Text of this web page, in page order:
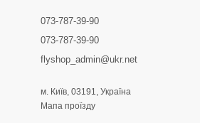
073-787-39-90
073-787-39-90
flyshop_admin@ukr.net
м. Київ, 03191, Україна
Мапа проїзду